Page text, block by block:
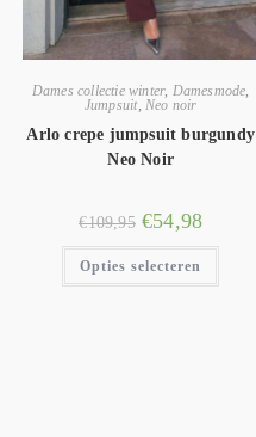
Dames collectie winter, Damesmode
Jumpsuit, Neo noir
Arlo crepe jumpsuit burgundy
Neo Noir
€109,95 €54,98
Opties selecteren